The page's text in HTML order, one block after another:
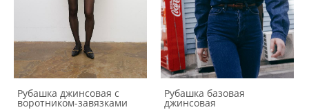
Рубашка джинсовая с
воротником-завязками
Рубашка базовая
джинсовая